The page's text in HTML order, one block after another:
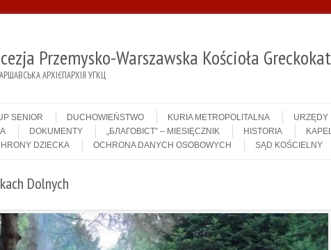
Przemysko-Warszawska Kościoła
АРХІЄПАРХІЯ УГКЦ
SENIOR DUCHOWIEŃSTWO KURIA METROPOLITALNA URZĘDY
DOKUMENTY „БЛАГОВІСТ” – MIESIĘCZNIK HISTORIA
DZIECKA OCHRONA DANYCH OSOBOWYCH SĄD KOŚCIELNY
Dolnych